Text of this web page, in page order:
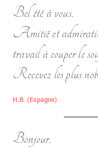
Bel été à vous.
Amitié et
travail à couper le
Recevez les plus
H.B. (Espagne)
Bonjour,